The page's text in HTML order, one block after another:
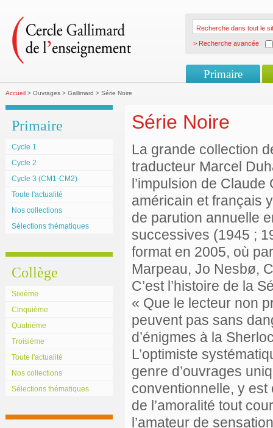
> Recherche avancée
Primaire
Accueil > Ouvrages > Gallimard > Série Noire
Primaire
Cycle 1
Cycle 2
Cycle 3 (CM1-CM2)
Toute l'actualité
Nos collections
Sélections thématiques
Collège
Sixième
Cinquième
Quatrième
Troisième
Toute l'actualité
Nos collections
Sélections thématiques
Série Noire
La grande collection
traducteur Marcel
l’impulsion de
américain et français
de parution annuelle
successives (1945 ;
format en 2005, où
Marpeau, Jo Nesbø,
C’est l’histoire de la
« Que le lecteur non
peuvent pas sans
d’énigmes à la
L’optimiste
genre d’ouvrages
conventionnelle, y
de l’amoralité tout
l’amateur de